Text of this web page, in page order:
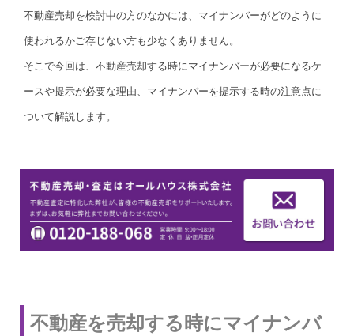
不動産売却を検討中の方のなかには、マイナンバーがどのように
使われるかご存じない方も少なくありません。
そこで今回は、不動産売却する時にマイナンバーが必要になるケ
ースや提示が必要な理由、マイナンバーを提示する時の注意点に
ついて解説します。
不動産を売却する時にマイナンバ